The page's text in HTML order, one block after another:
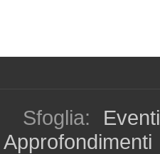
Sfoglia: Eventi
Approfondimenti